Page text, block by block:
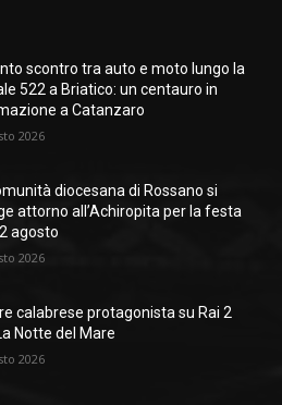
scontro tra auto e moto lungo la
522 a Briatico: un centauro in
a Catanzaro
2026
diocesana di Rossano si
attorno all’Achiropita per la festa
agosto
2026
calabrese protagonista su Rai 2
Notte del Mare
2026